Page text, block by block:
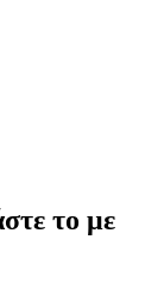
το με